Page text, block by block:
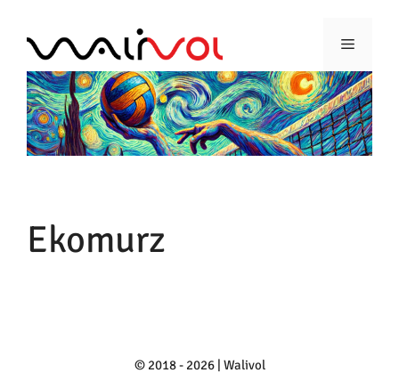
naar
inhoud
Menu
Ekomurz
© 2018 - 2026 | Walivol